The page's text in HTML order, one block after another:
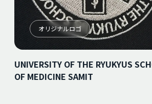
オリジナルロゴ
UNIVERSITY OF THE RYUKYUS
OF MEDICINE SAMIT